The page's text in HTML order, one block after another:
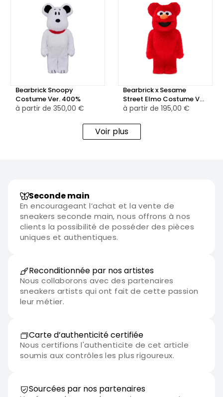
Bearbrick Snoopy
Costume Ver. 400%
à partir de 350,00 €
Bearbrick x Sesame
Street Elmo Costume Ver.
2 400%
à partir de 195,00 €
Voir plus
Seconde main
En encourageant l’achat et la vente de
sneakers seconde main, nous offrons à nos
clients la possibilité de posséder des pièces
uniques et authentiques.
Reconditionnée par nos artistes
Nous collaborons avec des partenaires
sneakers artists qui ont fait de cette passion
leur métier.
Carte d’authenticité certifiée
Nous certifions l'authenticite de cet article
soumis aux contrôles les plus rigoureux.
Sourcées par nos partenaires